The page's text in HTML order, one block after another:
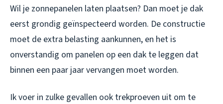
Wil je zonnepanelen laten plaatsen? Dan moet je dak
eerst grondig geïnspecteerd worden. De constructie
moet de extra belasting aankunnen, en het is
onverstandig om panelen op een dak te leggen dat
binnen een paar jaar vervangen moet worden.
Ik voer in zulke gevallen ook trekproeven uit om te